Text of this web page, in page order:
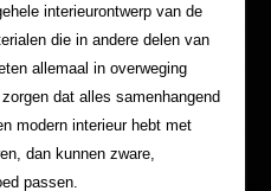
interieurontwerp van de
die in andere delen van
allemaal in overweging
dat alles samenhangend
modern interieur hebt met
dan kunnen zware,
passen.